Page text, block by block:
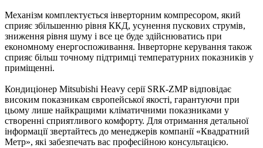
Механізм комплектується інверторним компресором, який
сприяє збільшенню рівня ККД, усунення пускових струмів,
зниження рівня шуму і все це буде здійснюватись при
економному енергоспоживання. Інверторне керування також
сприяє більш точному підтримці температурних показників у
приміщенні.
Кондиціонер Mitsubishi Heavy серії SRК-ZMP відповідає
високим показникам європейської якості, гарантуючи при
цьому лише найкращими кліматичними показниками у
створенні сприятливого комфорту. Для отримання детальної
інформації звертайтесь до менеджерів компанії «Квадратний
Метр», які забезпечать вас професійною консультацією.